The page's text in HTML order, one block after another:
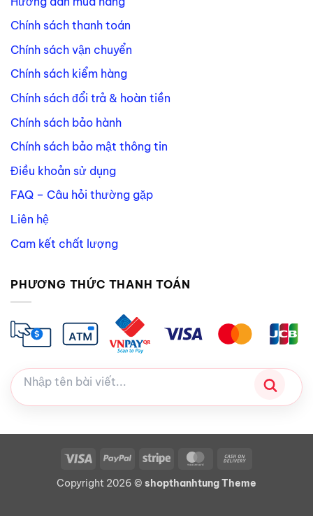
Chính sách thanh toán
Chính sách vận chuyển
Chính sách kiểm hàng
Chính sách đổi trả & hoàn tiền
Chính sách bảo hành
Chính sách bảo mật thông tin
Điều khoản sử dụng
FAQ – Câu hỏi thường gặp
Liên hệ
Cam kết chất lượng
PHƯƠNG THỨC THANH TOÁN
Visa PayPal Stripe MasterCard
Delivery
Copyright 2026 © shopthanhtung Theme